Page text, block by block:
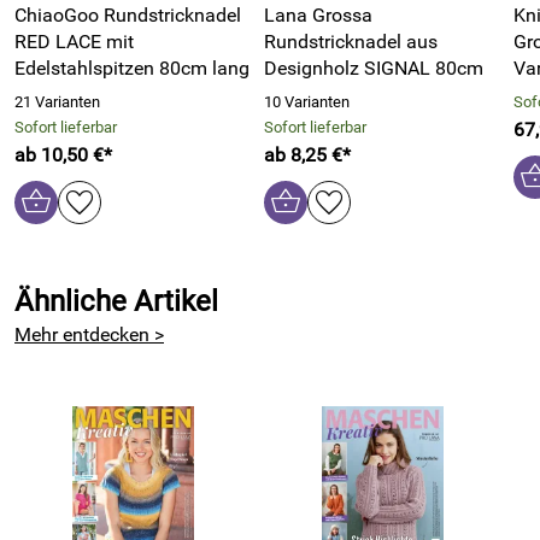
ChiaoGoo Rundstricknadel
RED LACE mit
Edelstahlspitzen 80cm lang
21 Varianten
Sofort lieferbar
ab 10,50 €*
Lana Grossa
Rundstricknadel aus
Designholz SIGNAL 80cm
10 Varianten
Sofort lieferbar
ab 8,25 €*
Ähnliche Artikel
Mehr entdecken >